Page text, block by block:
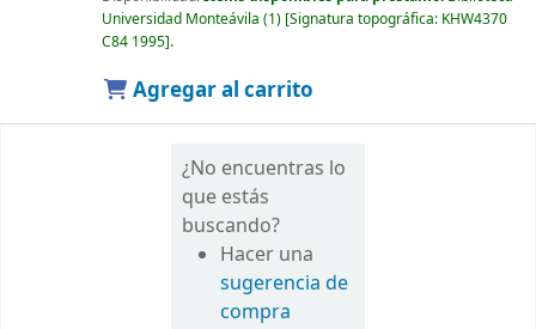
Universidad Monteávila (1) Signatura topográfica: KHW4370
C84 1995 .
Agregar al carrito
¿No encuentras lo
que estás
buscando?
Hacer una
sugerencia de
compra